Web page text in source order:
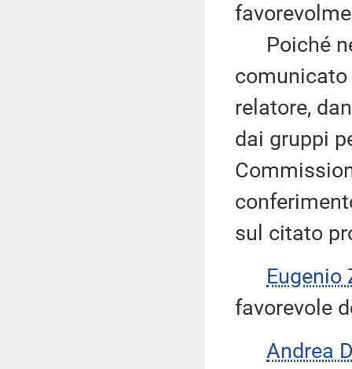
Poiché
relatore,
dai gruppi
sul citato
Eugenio
favorevole
Andrea